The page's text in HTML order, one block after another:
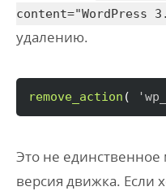
content="WordPress
удалению.
remove_action (
Это не единственное
версия движка. Если